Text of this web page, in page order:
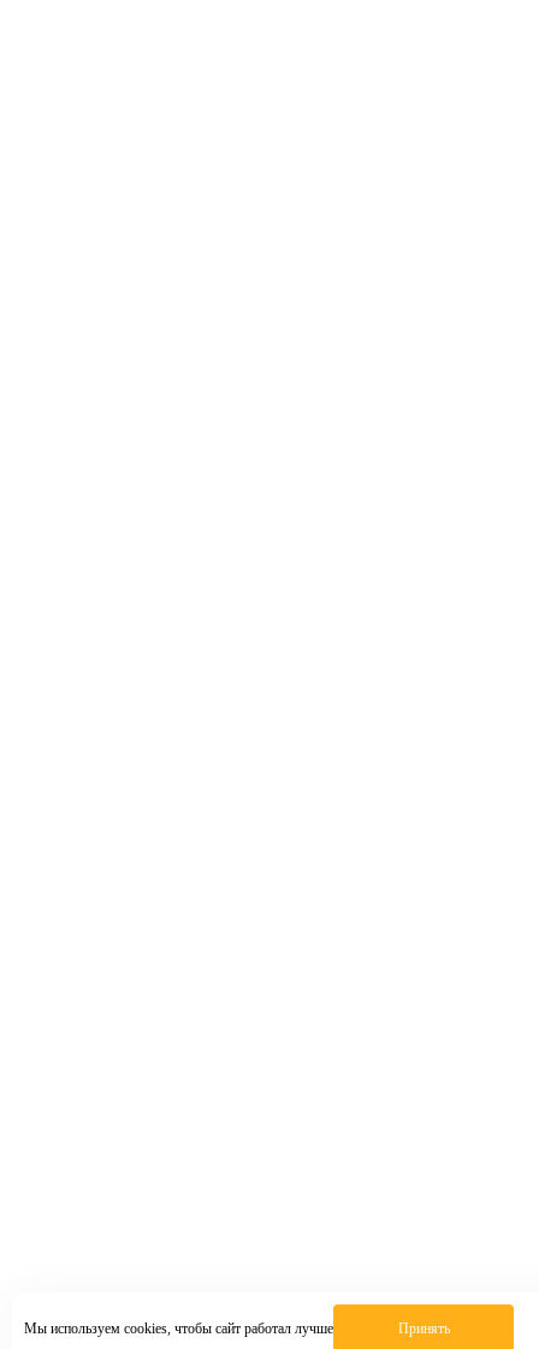
Мы используем cookies, чтобы сайт работал лучше Принять